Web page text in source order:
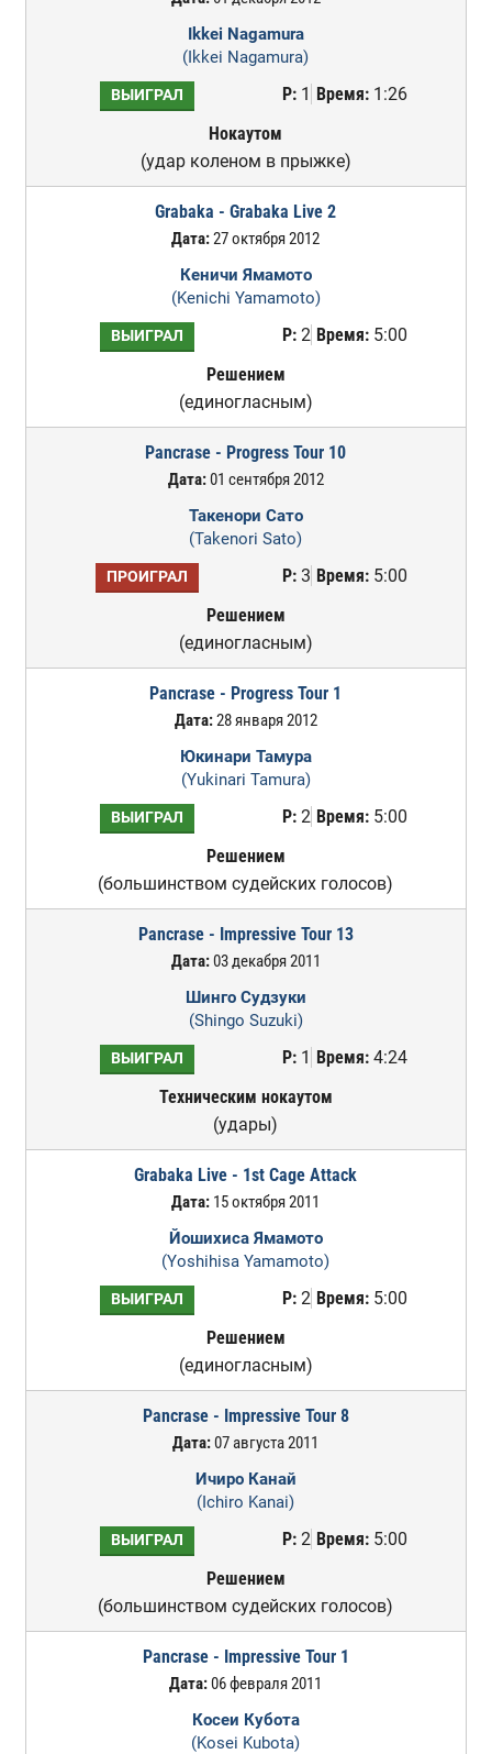
Ikkei Nagamura
(Ikkei Nagamura)
ВЫИГРАЛ Р:1 Время:1:26
Нокаутом
(удар коленом в прыжке)
Grabaka - Grabaka Live 2
Дата:27 октября 2012
Кеничи Ямамото
(Kenichi Yamamoto)
ВЫИГРАЛ Р:2 Время:5:00
Решением
(единогласным)
Pancrase - Progress Tour 10
Дата:01 сентября 2012
Такенори Сато
(Takenori Sato)
ПРОИГРАЛ Р:3 Время:5:00
Решением
(единогласным)
Pancrase - Progress Tour 1
Дата:28 января 2012
Юкинари Тамура
(Yukinari Tamura)
ВЫИГРАЛ Р:2 Время:5:00
Решением
(большинством судейских голосов)
Pancrase - Impressive Tour 13
Дата:03 декабря 2011
Шинго Судзуки
(Shingo Suzuki)
ВЫИГРАЛ Р:1 Время:4:24
Техническим нокаутом
(удары)
Grabaka Live - 1st Cage Attack
Дата: 15 октября 2011
Йошихиса Ямамото
(Yoshihisa Yamamoto)
ВЫИГРАЛ Р:2 Время:5:00
Решением
(единогласным)
Pancrase - Impressive Tour 8
Дата:07 августа 2011
Ичиро Канай
(Ichiro Kanai)
ВЫИГРАЛ Р:2 Время:5:00
Решением
(большинством судейских голосов)
Pancrase - Impressive Tour 1
Дата:06 февраля 2011
Косеи Кубота
(Kosei Kubota)